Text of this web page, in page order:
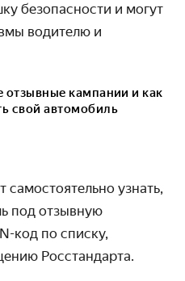
безопасности и могут
водителю и
отзывные кампании и как
свой автомобиль
узнать,
под отзывную
код по списку,
Росстандарта.